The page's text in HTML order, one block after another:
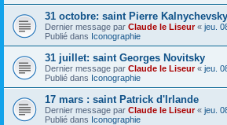
31 octobre: saint Pierre Kalnychevsky
Dernier message par Claude le Liseur« jeu.
Publié dans Iconographie
31 juillet: saint Georges Novitsky
Dernier message par Claude le Liseur« jeu.
Publié dans Iconographie
17 mars : saint Patrick d'Irlande
Dernier message par Claude le Liseur« jeu.
Publié dans Iconographie